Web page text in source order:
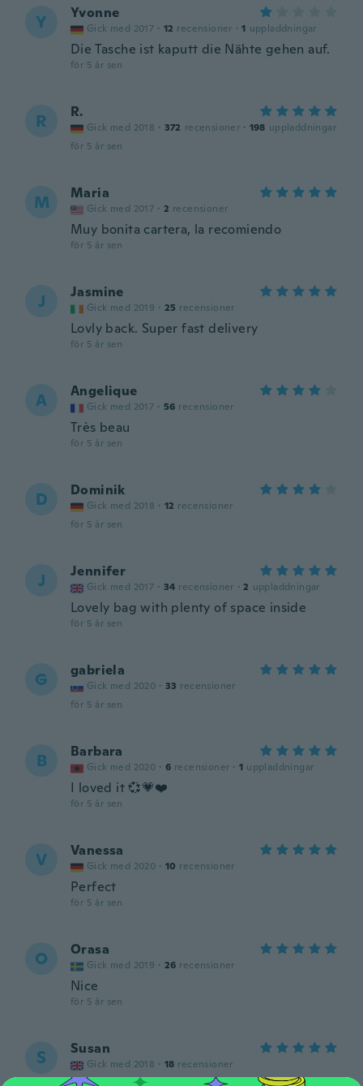
Y Yvonne
Gick med 2017 · 12 recensioner · 1 uppladdningar
Die Tasche ist kaputt die Nähte gehen auf.
för 5 år sen
R R.
Gick med 2018 · 372 recensioner · 198 uppladdningar
för 5 år sen
M Maria
Gick med 2017 · 2 recensioner
Muy bonita cartera, la recomiendo
för 5 år sen
J Jasmine
Gick med 2019 · 25 recensioner
Lovly back. Super fast delivery
för 5 år sen
A Angelique
Gick med 2017 · 56 recensioner
Très beau
för 5 år sen
D Dominik
Gick med 2018 · 12 recensioner
för 5 år sen
J Jennifer
Gick med 2017 · 34 recensioner · 2 uppladdningar
Lovely bag with plenty of space inside
för 5 år sen
G gabriela
Gick med 2020 · 33 recensioner
för 5 år sen
B Barbara
Gick med 2020 · 6 recensioner · 1 uppladdningar
I loved it 💞💗❤️
för 5 år sen
V Vanessa
Gick med 2020 · 10 recensioner
Perfect
för 5 år sen
O Orasa
Gick med 2019 · 26 recensioner
Nice
för 5 år sen
S Susan
Gick med 2018 · 18 recensioner
för 5 år sen